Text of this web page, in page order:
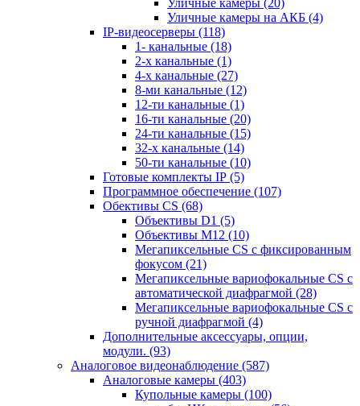
Уличные камеры (20)
Уличные камеры на АКБ (4)
IP-видеосерверы (118)
1- канальные (18)
2-х канальные (1)
4-х канальные (27)
8-ми канальные (12)
12-ти канальные (1)
16-ти канальные (20)
24-ти канальные (15)
32-х канальные (14)
50-ти канальные (10)
Готовые комплекты IP (5)
Программное обеспечение (107)
Обективы CS (68)
Объективы D1 (5)
Объективы M12 (10)
Мегапиксельные CS c фиксированным
фокусом (21)
Мегапиксельные вариофокальные CS c
автоматической диафрагмой (28)
Мегапиксельные вариофокальные CS c
ручной диафрагмой (4)
Дополнительные аксессуары, опции,
модули. (93)
Аналоговое видеонаблюдение (587)
Аналоговые камеры (403)
Купольные камеры (100)